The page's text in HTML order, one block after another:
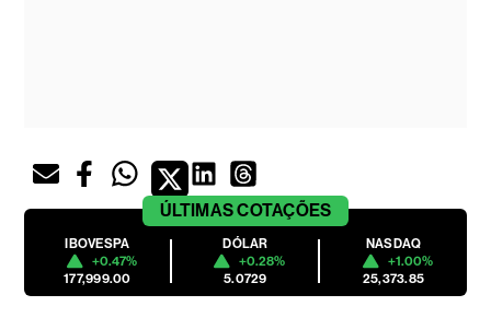
ÚLTIMASCOTAÇÕES
IBOVESPA
+0.47%
177,999.00
DÓLAR
+0.28%
5.0729
NASDAQ
+1.00%
25,373.85